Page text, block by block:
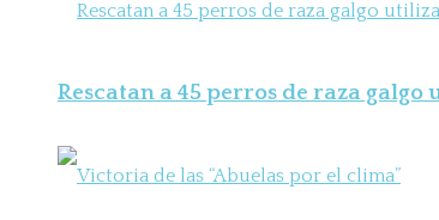
Rescatan a 45 perros de raza